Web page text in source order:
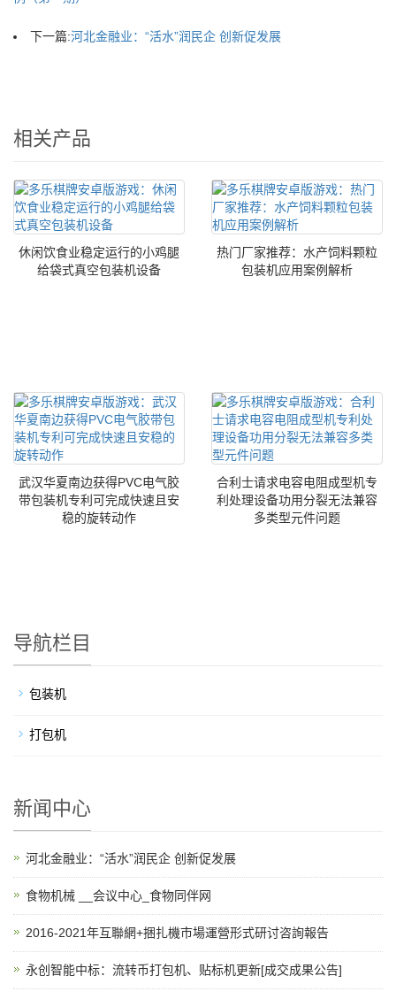
下一篇:河北金融业：“活水”润民企 创新促发展
相关产品
休闲饮食业稳定运行的小鸡腿
给袋式真空包装机设备
热门厂家推荐：水产饲料颗粒
包装机应用案例解析
武汉华夏南边获得PVC电气胶
带包装机专利可完成快速且安
稳的旋转动作
合利士请求电容电阻成型机专
利处理设备功用分裂无法兼容
多类型元件问题
导航栏目
包装机
打包机
新闻中心
河北金融业：“活水”润民企 创新促发展
食物机械 __会议中心_食物同伴网
2016-2021年互聯網+捆扎機市場運營形式研讨咨詢報告
永创智能中标：流转币打包机、贴标机更新[成交成果公告]